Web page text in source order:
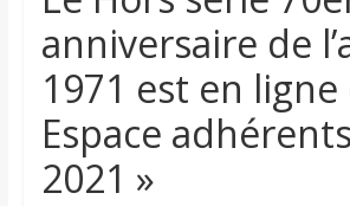
anniversaire de
1971 est en ligne
Espace
2021 »